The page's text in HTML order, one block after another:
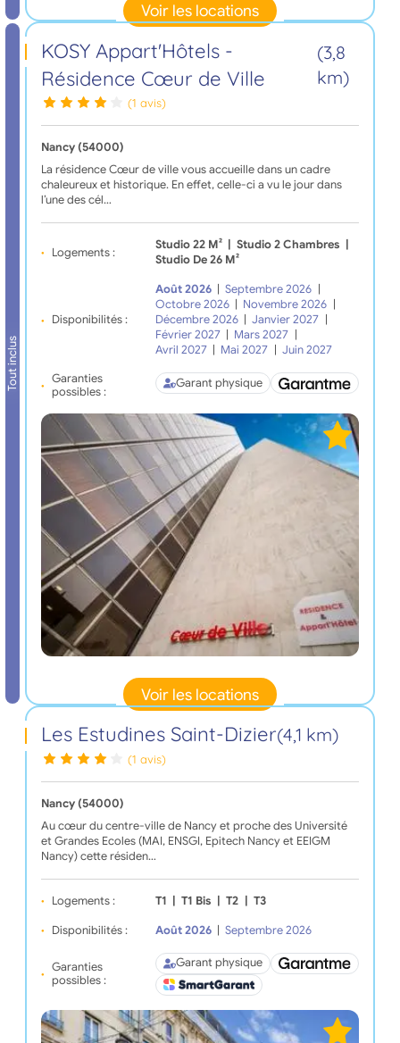
Voir les locations
Tout inclus
KOSY Appart'Hôtels -
Résidence Cœur de Ville
(3,8
km)
(1 avis)
Nancy (54000)
La résidence Cœur de ville vous accueille dans un cadre
chaleureux et historique. En effet, celle-ci a vu le jour dans
l’une des cél…
Logements :
Studio 22 M² Studio 2 Chambres
Studio De 26 M²
Disponibilités :
Août 2026 Septembre 2026
Octobre 2026
Novembre 2026
Décembre 2026
Janvier 2027
Février 2027
Mars 2027
Avril 2027
Mai 2027
Juin 2027
Garanties
possibles :
Garant physique
Voir les locations
Les Estudines Saint-Dizier(4,1 km)
(1 avis)
Nancy (54000)
Au cœur du centre-ville de Nancy et proche des Université
et Grandes Ecoles (MAI, ENSGI, Epitech Nancy et EEIGM
Nancy) cette résiden…
Logements : T1 T1 Bis T2 T3
Disponibilités : Août 2026 Septembre 2026
Garanties
possibles :
Garant physique